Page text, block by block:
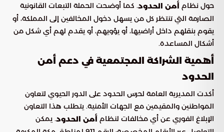
حول نظام أمن الحدود. كما أوضحت الحملة التبعات القانونية
الصارمة التي تنتظر كل من يسهل دخول المخالفين إلى المملكة، أو
يقوم بنقلهم داخل أراضيها، أو يؤويهم، أو يقدم لهم أي شكل من
أشكال المساعدة.
أهمية الشراكة المجتمعية في دعم أمن
الحدود
أكدت المديرية العامة لحرس الحدود على الدور الحيوي لتعاون
المواطنين والمقيمين مع الجهات الأمنية. يتطلب هذا التعاون
الإبلاغ الفوري عن أي مخالفات لنظام أمن الحدود. يمكن